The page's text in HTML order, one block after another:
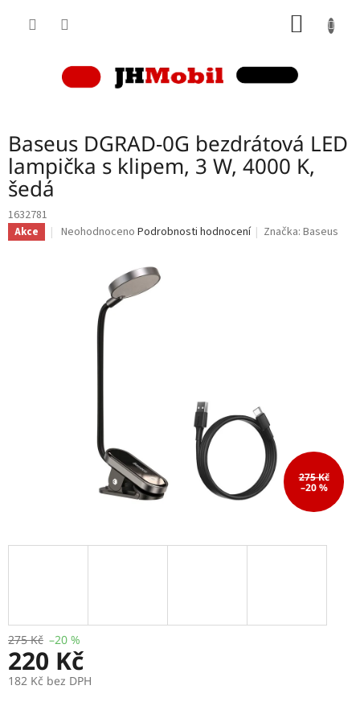
Baseus DGRAD-0G bezdrátová LED
lampička s klipem, 3 W, 4000 K,
šedá
1632781
Akce
Průměrné
hvězdiček.
Neohodnoceno Podrobnosti hodnocení Značka:Baseus
275 Kč
–20 %
275 Kč –20 %
220 Kč
182 Kč bez DPH